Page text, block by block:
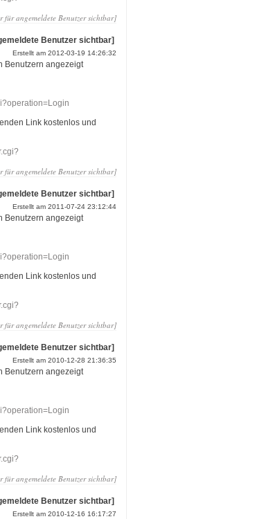
für angemeldete Benutzer sichtbar]
Benutzer sichtbar]
Erstellt am 2012-03-19 14:26:32
Benutzern angezeigt
Link kostenlos und
für angemeldete Benutzer sichtbar]
Benutzer sichtbar]
Erstellt am 2011-07-24 23:12:44
Benutzern angezeigt
Link kostenlos und
für angemeldete Benutzer sichtbar]
Benutzer sichtbar]
Erstellt am 2010-12-28 21:36:35
Benutzern angezeigt
Link kostenlos und
für angemeldete Benutzer sichtbar]
Benutzer sichtbar]
Erstellt am 2010-12-16 16:17:27